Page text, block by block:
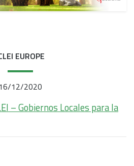
EUROPE
12/2020
– Gobiernos Locales para la